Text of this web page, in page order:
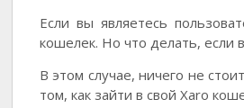
Если вы являетесь
кошелек. Но что делать, если
В этом случае, ничего не
том, как зайти в свой Xaro